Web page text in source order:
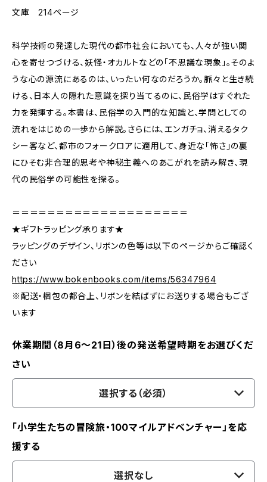
文庫 214ページ
科学技術の発達した現代の都市社会においても、人々が強い関
心を寄せつづける、妖怪・オカルトなどの「不思議な現象」。そのよ
うな心の源流にあるのは、いったい何なのだろうか。脈々と生き続
ける、日本人の隠れた意識を探り当てるのに、民俗学はすぐれた
力を発揮する。本書は、民俗学の入門的な知識と、学問としての
流れをはじめの一歩から解説。さらには、エンガチョ、消えるタク
シー客など、都市のフォークロアに適用して、身近な「怖さ」の裏
にひそむ非合理的思考や神秘主義へのあこがれを読み解き、現
代の民俗学の可能性を探る。
＝＝＝＝＝＝＝＝＝＝＝＝＝＝＝＝＝＝＝＝
★ギフトラッピング承ります★
ラッピングのデザイン、リボンの色等は以下のページからご確認く
ださい
https://www.bokenbooks.com/items/56347964
※配送・梱包の都合上、リボンを結ばずにお送りする場合もござ
います
休業期間（8月6〜21日）後の発送希望時期をお選びくだ
さい
選択する（必須）
「小学生たちの冒険旅・100マイルアドベンチャー」を応
援する
選択なし